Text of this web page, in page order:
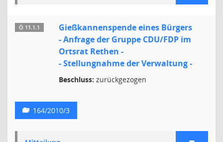
Ö 11.1.1
Gießkannenspende eines Bürgers
- Anfrage der Gruppe CDU/FDP im
Ortsrat Rethen -
- Stellungnahme der Verwaltung -
Beschluss: zurückgezogen
164/2010/3